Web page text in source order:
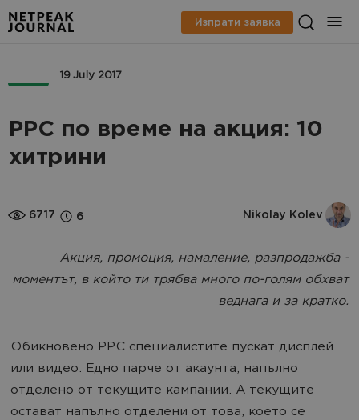
Изпрати заявка
19 July 2017
PPC по време на акция: 10
хитрини
6717 6 Nikolay Kolev
Акция, промоция, намаление, разпродажба -
моментът, в който ти трябва много по-голям обхват
веднага и за кратко.
Обикновено PPC специалистите пускат дисплей
или видео. Едно парче от акаунта, напълно
отделено от текущите кампании. А текущите
остават напълно отделени от това, което се